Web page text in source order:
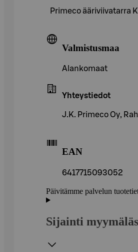
Primeco ääriviivatarra
Valmistusmaa
Alankomaat
Yhteystiedot
J.K. Primeco Oy,
EAN
6417715093052
Päivitämme palvelun
Sijainti